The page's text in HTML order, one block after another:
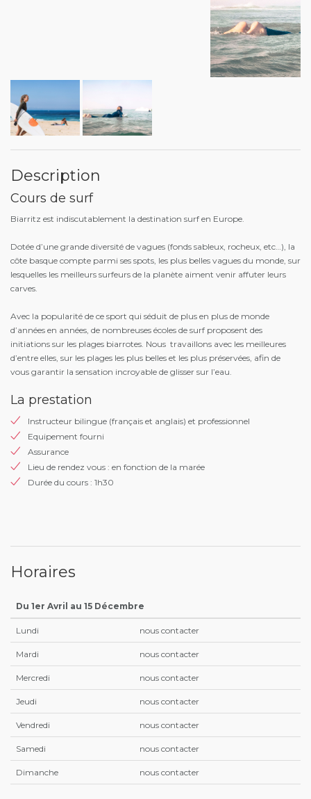
Description
Cours de surf
Biarritz est indiscutablement la destination surf en Europe.
Dotée d’une grande diversité de vagues (fonds sableux, rocheux, etc…), la
côte basque compte parmi ses spots, les plus belles vagues du monde, sur
lesquelles les meilleurs surfeurs de la planète aiment venir affuter leurs
carves.
Avec la popularité de ce sport qui séduit de plus en plus de monde
d’années en années, de nombreuses écoles de surf proposent des
initiations sur les plages biarrotes. Nous travaillons avec les meilleures
d’entre elles, sur les plages les plus belles et les plus préservées, afin de
vous garantir la sensation incroyable de glisser sur l’eau.
La prestation
Instructeur bilingue (français et anglais) et professionnel
Equipement fourni
Assurance
Lieu de rendez vous : en fonction de la marée
Durée du cours : 1h30
Horaires
Du 1er Avril au 15 Décembre
Lundi nous contacter
Mardi nous contacter
Mercredi nous contacter
Jeudi nous contacter
Vendredi nous contacter
Samedi nous contacter
Dimanche nous contacter